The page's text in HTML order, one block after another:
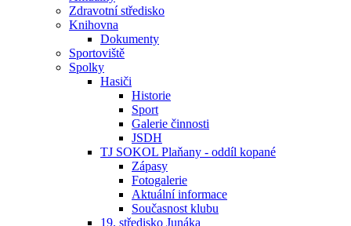
Zdravotní středisko
Knihovna
Dokumenty
Sportoviště
Spolky
Hasiči
Historie
Sport
Galerie činnosti
JSDH
TJ SOKOL Plaňany - oddíl kopané
Zápasy
Fotogalerie
Aktuální informace
Současnost klubu
19. středisko Junáka